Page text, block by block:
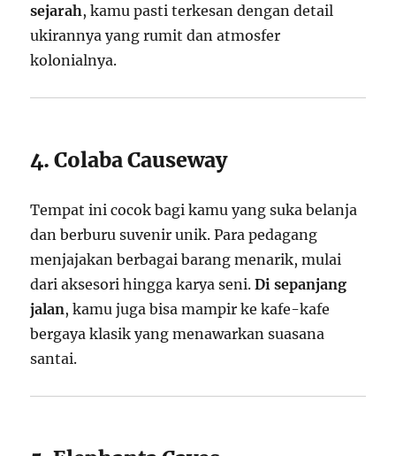
sejarah, kamu pasti terkesan dengan detail
ukirannya yang rumit dan atmosfer
kolonialnya.
4. Colaba Causeway
Tempat ini cocok bagi kamu yang suka belanja
dan berburu suvenir unik. Para pedagang
menjajakan berbagai barang menarik, mulai
dari aksesori hingga karya seni.Di sepanjang
jalan, kamu juga bisa mampir ke kafe-kafe
bergaya klasik yang menawarkan suasana
santai.